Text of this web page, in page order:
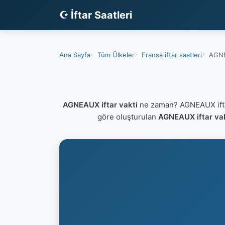
☪ İftar Saatleri
Ana Sayfa Tüm Ülkeler Fransa iftar saatleri
AGNEAUX iftar vakti ne zaman? AGNEAUX
göre oluşturulan AGNEAUX iftar